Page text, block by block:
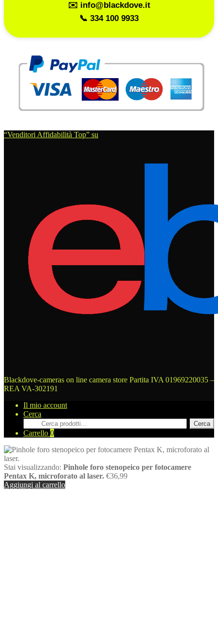
✉️ info@blackdove.it
📞 334 100 9933
“Venditori Affidabilità Top” su
Blackdove-cameras on line camera store Partita IVA 01969220035 –
REA VA-302191
Il mio account
Cerca
prodotti
Cerca
Carrello 0
Stai visualizzando: Pinhole foro stenopeico per fotocamere
Pentax K, microforato al laser. €36,99
Aggiungi al carrello